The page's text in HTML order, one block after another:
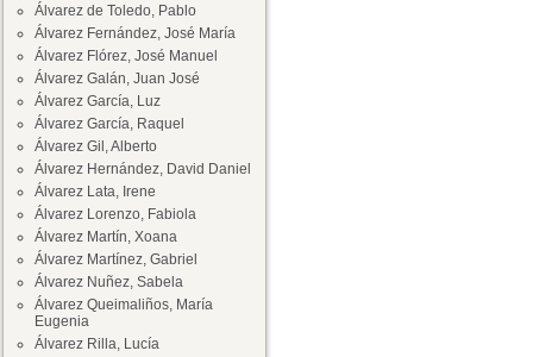
Álvarez de Toledo, Pablo
Álvarez Fernández, José María
Álvarez Flórez, José Manuel
Álvarez Galán, Juan José
Álvarez García, Luz
Álvarez García, Raquel
Álvarez Gil, Alberto
Álvarez Hernández, David Daniel
Álvarez Lata, Irene
Álvarez Lorenzo, Fabiola
Álvarez Martín, Xoana
Álvarez Martínez, Gabriel
Álvarez Nuñez, Sabela
Álvarez Queimaliños, María
Eugenia
Álvarez Rilla, Lucía